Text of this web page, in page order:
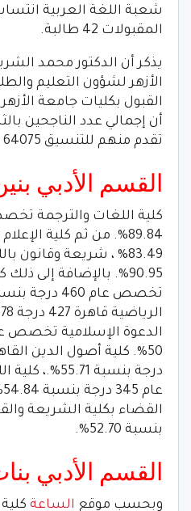
المقبولات 42 طالبة.
يذكر أن الدكتور محمد
الأزهر لشؤون التعليم
تقدم منهم للتنسيق 64075 طالب.
القسم الأدبي
90.95%. بالإضافة إلى
درجة بنسبة
بنسبة 52.70%.
القسم الأدبي
وبحسب موقع الساعة